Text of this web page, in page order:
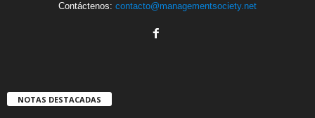
Contáctenos: contacto@managementsociety.net
NOTAS DESTACADAS